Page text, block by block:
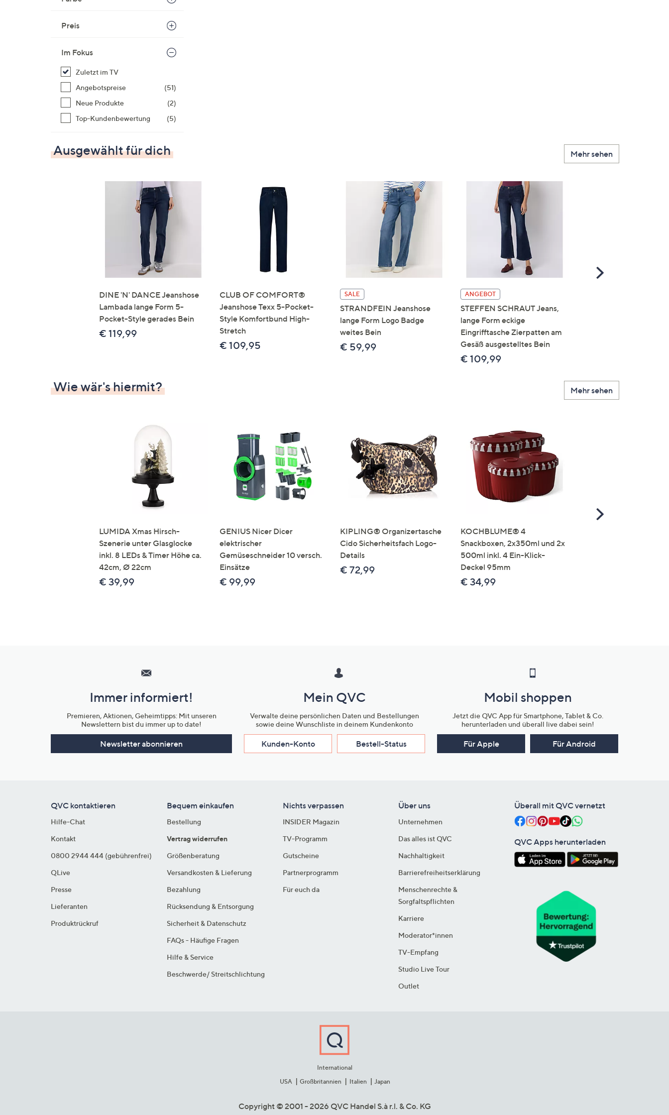
Preis
Im Fokus
Zuletzt im TV
Angebotspreise
(51)
Neue Produkte
(2)
Top-Kundenbewertung
(5)
Ausgewählt für dich Mehr sehen
DINE 'N' DANCE Jeanshose
Lambada lange Form 5-
Pocket-Style gerades Bein
€ 119,99
CLUB OF COMFORT®
Jeanshose Texx 5-Pocket-
Style Komfortbund High-
Stretch
€ 109,95
SALE
STRANDFEIN Jeanshose
lange Form Logo Badge
weites Bein
€ 59,99
ANGEBOT
STEFFEN SCHRAUT Jeans,
lange Form eckige
Eingrifftasche Zierpatten am
Gesäß ausgestelltes Bein
€ 109,99
Scroll
Wie wär's hiermit? Mehr sehen
LUMIDA Xmas Hirsch-
Szenerie unter Glasglocke
inkl. 8 LEDs & Timer Höhe ca.
42cm, Ø 22cm
€ 39,99
GENIUS Nicer Dicer
elektrischer
Gemüseschneider 10 versch.
Einsätze
€ 99,99
KIPLING® Organizertasche
Cido Sicherheitsfach Logo-
Details
€ 72,99
KOCHBLUME® 4
Snackboxen, 2x350ml und 2x
500ml inkl. 4 Ein-Klick-
Deckel 95mm
€ 34,99
Scroll
Unternehmensinformationen
Immer informiert!
Premieren, Aktionen, Geheimtipps: Mit unseren
Newslettern bist du immer up to date!
Newsletter abonnieren
Mein QVC
Verwalte deine persönlichen Daten und Bestellungen
sowie deine Wunschliste in deinem Kundenkonto
Kunden-Konto Bestell-Status
Mobil shoppen
Jetzt die QVC App für Smartphone, Tablet & Co.
herunterladen und überall live dabei sein!
Für Apple Für Android
QVC kontaktieren
Hilfe-Chat
Kontakt
0800 2944 444 (gebührenfrei)
QLive
Presse
Lieferanten
Produktrückruf
Bequem einkaufen
Bestellung
Vertrag widerrufen
Größenberatung
Versandkosten & Lieferung
Bezahlung
Rücksendung & Entsorgung
Sicherheit & Datenschutz
FAQs - Häufige Fragen
Hilfe & Service
Beschwerde/ Streitschlichtung
Nichts verpassen
INSIDER Magazin
TV-Programm
Gutscheine
Partnerprogramm
Für euch da
Über uns
Unternehmen
Das alles ist QVC
Nachhaltigkeit
Barrierefreiheitserklärung
Menschenrechte &
Sorgfaltspflichten
Karriere
Moderator*innen
TV-Empfang
Studio Live Tour
Outlet
Überall mit QVC vernetzt
QVC Apps herunterladen
International
USA
Großbritannien Italien Japan
Copyright © 2001 - 2026 QVC Handel S.à r.l. & Co. KG